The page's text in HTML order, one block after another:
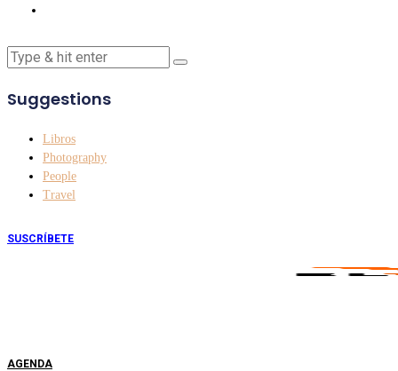
Suggestions
Libros
Photography
People
Travel
SUSCRÍBETE
AGENDA